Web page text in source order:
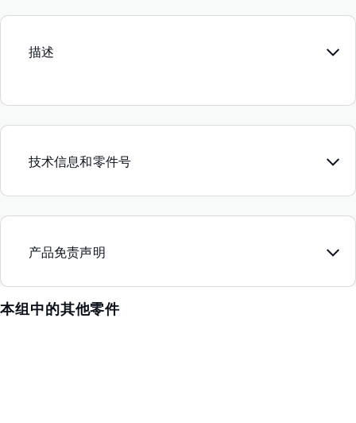
描述
技术信息和零件号
产品免责声明
本组中的其他零件